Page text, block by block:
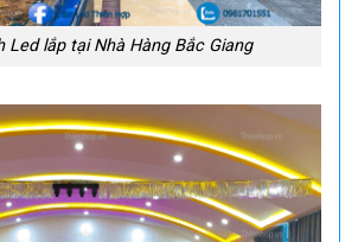
Led lắp tại Nhà Hàng Bắc Giang